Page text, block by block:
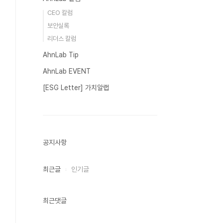
CEO 칼럼
보안실록
리더스 칼럼
AhnLab Tip
AhnLab EVENT
[ESG Letter] 가치알랩
공지사항
최근글 인기글
최근댓글